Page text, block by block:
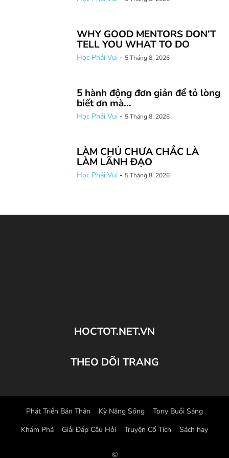
WHY GOOD MENTORS DON’T
TELL YOU WHAT TO DO
Học Phải Vui - 5 Tháng 8, 2026
5 hành động đơn giản để tỏ lòng
biết ơn mà...
Học Phải Vui - 5 Tháng 8, 2026
LÀM CHỦ CHƯA CHẮC LÀ
LÀM LÃNH ĐẠO
Học Phải Vui - 5 Tháng 8, 2026
HOCTOT.NET.VN
THEO DÕI TRANG
Phát Triển Bản Thân Kỹ Năng Sống
Tony Buổi Sáng
Khám Phá
Giải Đáp Câu Hỏi Truyện Cổ Tích Sách hay
©